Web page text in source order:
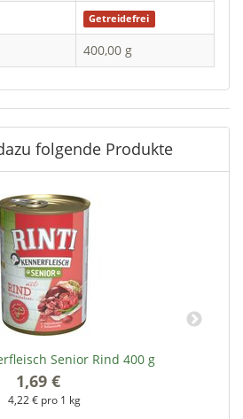
Getreidefrei
400,00 g
folgende Produkte
Senior Rind 400 g
1,69 €
4,22 € pro 1 kg